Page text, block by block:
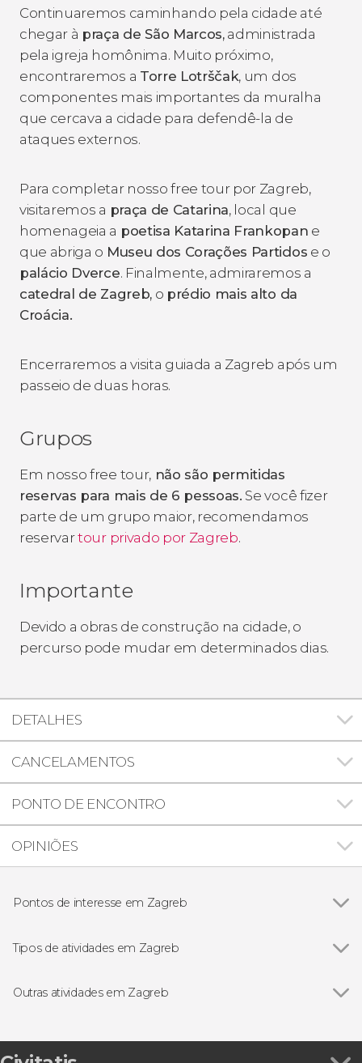
Continuaremos caminhando pela cidade até
chegar à praça de São Marcos,administrada
pela igreja homônima. Muito próximo,
encontraremos a Torre Lotrščak, um dos
componentes mais importantes da muralha
que cercava a cidade para defendê-la de
ataques externos.
Para completar nosso free tour por Zagreb,
visitaremos a praça de Catarina, local que
homenageia a poetisa Katarina Frankopan e
que abriga o Museu dos Corações Partidos e o
palácio Dverce. Finalmente, admiraremos a
catedral de Zagreb,o prédio mais alto da
Croácia.
Encerraremos a visita guiada a Zagreb após um
passeio de duas horas.
Grupos
Em nosso free tour,não são permitidas
reservas para mais de 6 pessoas. Se você fizer
parte de um grupo maior, recomendamos
reservartour privado por Zagreb.
Importante
Devido a obras de construção na cidade, o
percurso pode mudar em determinados dias.
DETALHES
CANCELAMENTOS
PONTO DE ENCONTRO
OPINIÕES
Pontos de interesse em Zagreb
Tipos de atividades em Zagreb
Outras atividades em Zagreb
Free tour gastronômico por Zagreb
Tour da Guerra da Croácia